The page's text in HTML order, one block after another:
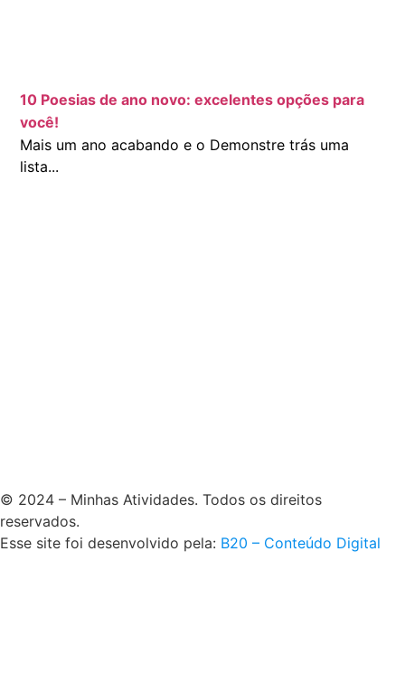
10 Poesias de ano novo: excelentes opções para
você!
Mais um ano acabando e o Demonstre trás uma
lista...
© 2024 – Minhas Atividades. Todos os direitos
reservados.
Esse site foi desenvolvido pela: B20 – Conteúdo Digital